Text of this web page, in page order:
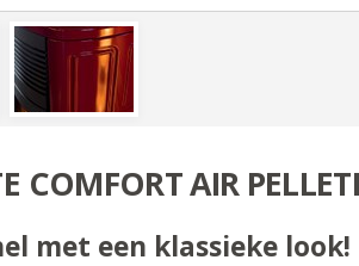
COMFORT AIR
met een klassieke look!